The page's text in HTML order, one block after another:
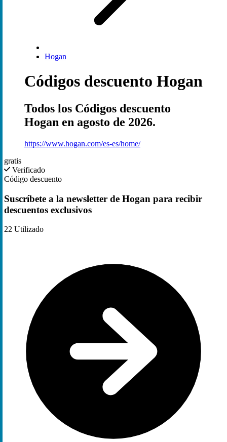
Hogan
Códigos descuento Hogan
Todos los Códigos descuento
Hogan en agosto de 2026.
https://www.hogan.com/es-es/home/
gratis
Verificado
Código descuento
Suscríbete a la newsletter de Hogan para recibir
descuentos exclusivos
22 Utilizado